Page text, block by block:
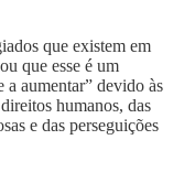
que existem em
que esse é um
a aumentar” devido às
humanos, das
e das perseguições